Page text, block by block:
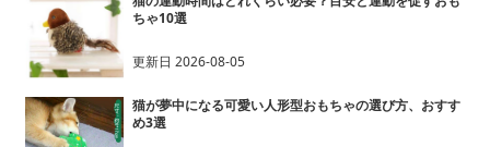
ちゃ10選
更新日 2026-08-05
猫が夢中になる可愛い人形型おもちゃの選び方、おすす
め3選